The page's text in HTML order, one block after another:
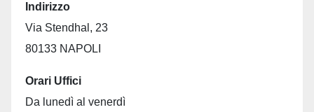
Indirizzo
Via Stendhal, 23
80133 NAPOLI
Orari Uffici
Da lunedì al venerdì